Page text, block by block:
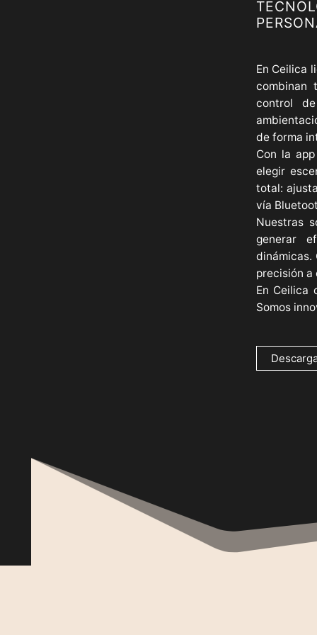
En Ceilica
combinan
control
de forma
Con la
elegir
total:
vía
Nuestras
generar
dinámicas.
precisión a
En Ceilica
Somos